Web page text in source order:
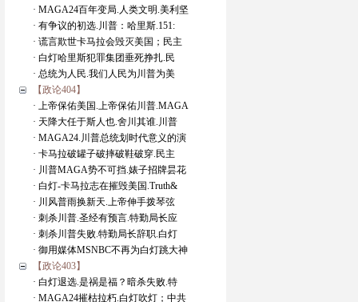
· MAGA24百年变局.人类文明.美利坚
· 有争议的初选.川普：哈里斯.151:
· 谎言欺世卡马拉会毁灭美国；民主
· 白灯哈里斯犯罪集团垂死挣扎.民
· 总统为人民.我们人民为川普为美
【政论404】
· 上帝保佑美国.上帝保佑川普.MAGA
· 天降大任于斯人也.舍川其谁.川普
· MAGA24.川普总统划时代意义的演
· 卡马拉破罐子破摔破鞋破穿.民主
· 川普MAGA势不可挡.婊子招牌昙花
· 白灯-卡马拉志在摧毁美国.Truth&
· 川风普雨换新天.上帝伸手拨琴弦
· 刺杀川普.圣经有预言.特勤局长应
· 刺杀川普失败.特勤局长辞职.白灯
· 御用媒体MSNBC不再为白灯跳大神
【政论403】
· 白灯退选.是祸是福？暗杀失败.特
· MAGA24摧枯拉朽.白灯吹灯；中共